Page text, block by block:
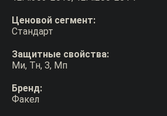
Ценовой сегмент:
Стандарт
Защитные свойства:
Ми, Тн, З, Мп
Бренд:
Факел